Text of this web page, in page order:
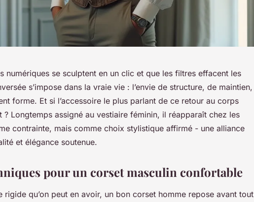
numériques se sculptent en un clic et que les filtres effacent les
s’impose dans la vraie vie : l’envie de structure, de maintien,
forme. Et si l’accessoire le plus parlant de ce retour au corps
? Longtemps assigné au vestiaire féminin, il réapparaît chez les
contrainte, mais comme choix stylistique affirmé - une alliance
et élégance soutenue.
pour un corset masculin confortable
rigide qu’on peut en avoir, un bon corset homme repose avant tout